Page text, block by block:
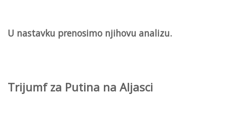
U nastavku prenosimo njihovu analizu.
Trijumf za Putina na Aljasci